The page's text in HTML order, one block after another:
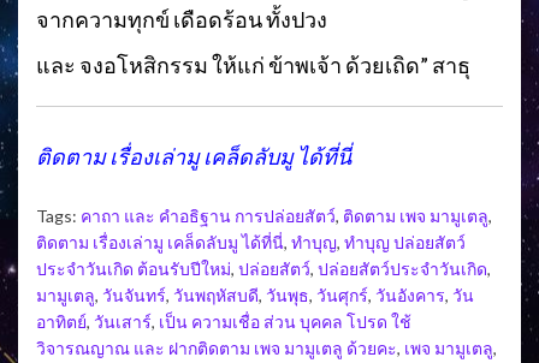
จากความทุกข์ เดือดร้อน ทั้งปวง
และ จงอโหสิกรรม ให้แก่ ข้าพเจ้า ด้วยเถิด” สาธุ
ติดตาม เรื่องเล่ามู เคล็ดลับมู ได้ที่นี่
Tags: คาถา และ คำอธิฐาน การปล่อยสัตว์, ติดตาม เพจ มามูเตลู,
ติดตาม เรื่องเล่ามู เคล็ดลับมู ได้ที่นี่, ทำบุญ, ทำบุญ ปล่อยสัตว์
ประจำวันเกิด ต้อนรับปีใหม่, ปล่อยสัตว์, ปล่อยสัตว์ประจำวันเกิด,
มามูเตลู, วันจันทร์, วันพฤหัสบดี, วันพุธ, วันศุกร์, วันอังคาร, วัน
อาทิตย์, วันเสาร์, เป็น ความเชื่อ ส่วน บุคคล โปรด ใช้
วิจารณญาณ และ ฝากติดตาม เพจ มามูเตลู ด้วยคะ, เพจ มามูเตลู,